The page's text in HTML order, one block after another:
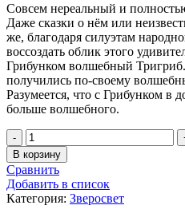
Совсем нереальный и
Даже сказки о нём или
же, благодаря силуэтам
воссоздать облик этого
Грибунком волшебный
получились по-своему
Разумеется, что с Грибунком в
больше волшебного.
Количество
товара
Конёк
Грибунок
В корзину
Сравнить
Добавить в список
Категория: Зверосвет